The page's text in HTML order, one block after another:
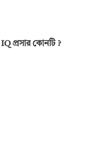
IQপ্রসার কোনটি ?